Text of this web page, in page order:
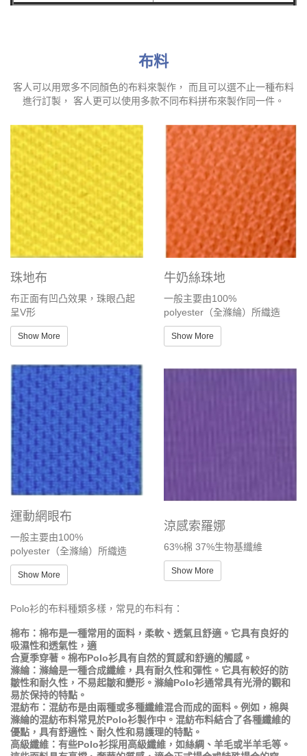
布料
客人可以用眾多不同顏色的布料來製作， 而且可以選不止一種布料
進行訂製， 客人更可以使用多款不同布料拼布來製作同一件。
珠地布
布正面有凹凸效果，珠眼凸起
呈V形
Show More
牛奶絲珠地
一般主要由100%
polyester（全滌綸）所織造
Show More
運動網眼布
一般主要由100%
polyester（全滌綸）所織造
Show More
涼感索羅娜
63%棉 37%生物基纖維
Show More
Polo衫的布料種類多樣，常見的布料有：
棉布：棉布是一種常用的面料，柔軟、透氣且舒適。它具有良好的
吸濕性和透氣性，適
合夏季穿著。棉布Polo衫具有自然的質感和舒適的觸感。
滌綸：滌綸是一種合成纖維，具有耐久性和彈性。它具有較好的防
皺性和耐久性，不易起皺和變形。滌綸Polo衫通常具有光滑的觀和
易於保持的特點。
混紡布：混紡布是由兩種或多種纖維混合而成的面料。例如，棉與
滌綸的混紡布料常見於Polo衫製作中。混紡布料結合了各種纖維的
優點，具有舒適性、耐久性和易護理的特點。
高級纖維：有些Polo衫採用高級纖維，如絲綢、羊毛或半羊毛等。